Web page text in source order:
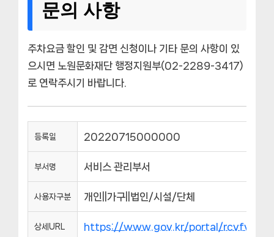
문의 사항
주차요금 할인 및 감면 신청이나 기타 문의 사항이 있
으시면 노원문화재단 행정지원부(02-2289-3417)
로 연락주시기 바랍니다.
등록일 20220715000000
부서명 서비스 관리부서
사용자구분 개인||가구||법인/시설/단체
상세URL https://www.gov.kr/portal/